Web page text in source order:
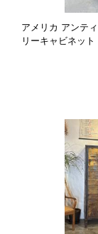
アメリカ アンテ
リーキャビネット